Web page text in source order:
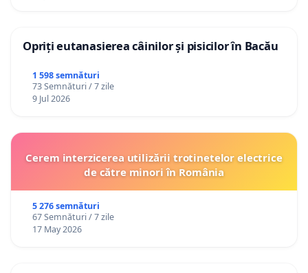
Opriți eutanasierea câinilor și pisicilor în Bacău
1 598 semnături
73 Semnături / 7 zile
9 Jul 2026
Cerem interzicerea utilizării trotinetelor electrice
de către minori în România
5 276 semnături
67 Semnături / 7 zile
17 May 2026